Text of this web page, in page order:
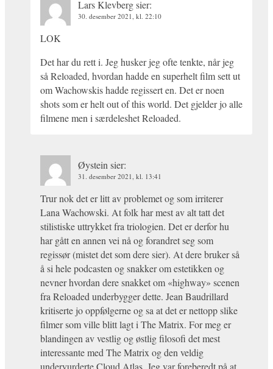
Lars Klevbergsier:
30. desember 2021, kl. 22:10
LOK
Det har du rett i. Jeg husker jeg ofte tenkte, når jeg
så Reloaded, hvordan hadde en superhelt film sett ut
om Wachowskis hadde regissert en. Det er noen
shots som er helt out of this world. Det gjelder jo alle
filmene men i særdeleshet Reloaded.
Øysteinsier:
31. desember 2021, kl. 13:41
Trur nok det er litt av problemet og som irriterer
Lana Wachowski. At folk har mest av alt tatt det
stilistiske uttrykket fra triologien. Det er derfor hu
har gått en annen vei nå og forandret seg som
regissør (mistet det som dere sier). At dere bruker så
å si hele podcasten og snakker om estetikken og
nevner hvordan dere snakket om «highway» scenen
fra Reloaded underbygger dette. Jean Baudrillard
kritiserte jo oppfølgerne og sa at det er nettopp slike
filmer som ville blitt lagt i The Matrix. For meg er
blandingen av vestlig og østlig filosofi det mest
interessante med The Matrix og den veldig
undervurderte Cloud Atlas. Jeg var foreberedt på at